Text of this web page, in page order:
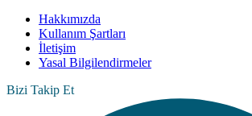
Hakkımızda
Kullanım Şartları
İletişim
Yasal Bilgilendirmeler
Bizi Takip Et